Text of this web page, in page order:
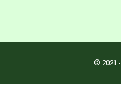
© 2021 -